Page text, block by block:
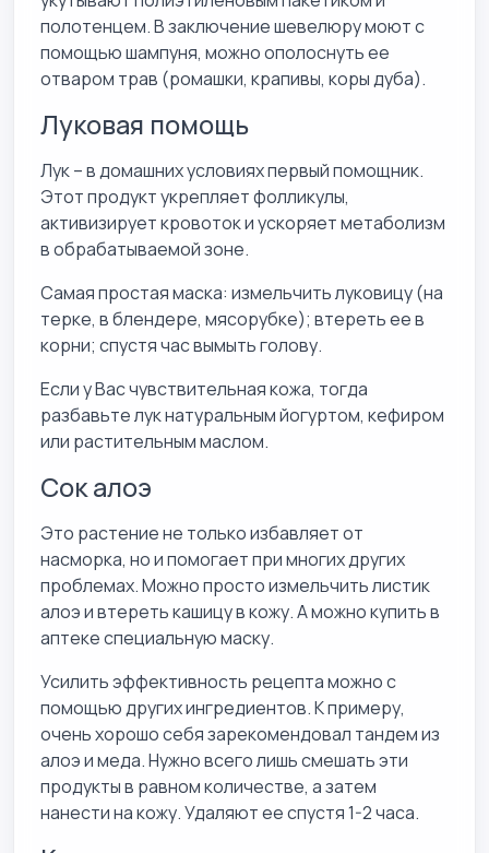
полотенцем. В заключение шевелюру моют с
помощью шампуня, можно ополоснуть ее
отваром трав (ромашки, крапивы, коры дуба).
Луковая помощь
Лук – в домашних условиях первый помощник.
Этот продукт укрепляет фолликулы,
активизирует кровоток и ускоряет метаболизм
в обрабатываемой зоне.
Самая простая маска: измельчить луковицу (на
терке, в блендере, мясорубке); втереть ее в
корни; спустя час вымыть голову.
Если у Вас чувствительная кожа, тогда
разбавьте лук натуральным йогуртом, кефиром
или растительным маслом.
Сок алоэ
Это растение не только избавляет от
насморка, но и помогает при многих других
проблемах. Можно просто измельчить листик
алоэ и втереть кашицу в кожу. А можно купить в
аптеке специальную маску.
Усилить эффективность рецепта можно с
помощью других ингредиентов. К примеру,
очень хорошо себя зарекомендовал тандем из
алоэ и меда. Нужно всего лишь смешать эти
продукты в равном количестве, а затем
нанести на кожу. Удаляют ее спустя 1-2 часа.